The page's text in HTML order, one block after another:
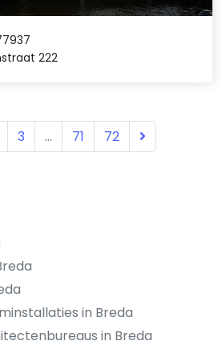
in Breda
in Breda
222
3 ... 71 72